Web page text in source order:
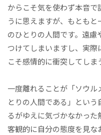
からこそ気を使わず本音
うに思えますが、もとも
のひとりの人間です。遠
つけてしまいますし、実
こそ感情的に衝突してしま
一度離れることが「ソウル
とりの人間である」とい
るがゆえに気づかなかっ
客観的に自分の態度を見